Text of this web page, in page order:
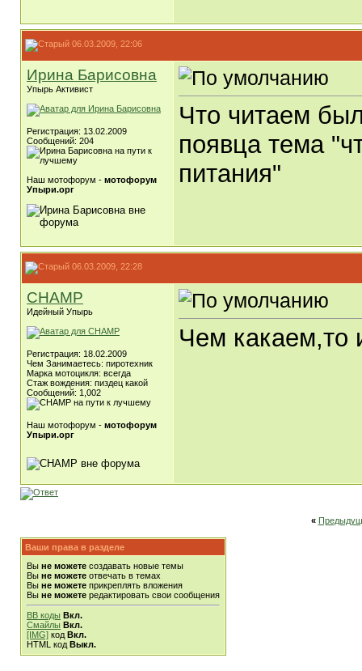
06.03.2009, 22:06
Ирина Барисовна
Упырь Активист
Регистрация: 13.02.2009
Сообщений: 204
Наш мотофорум - мотофорум
Упыри.орг
Что читаем
появца тема
питания"
06.03.2009, 22:28
CHAMP
Идейный Упырь
Регистрация: 18.02.2009
Чем Занимаетесь: пиротехник
Марка мотоцикля: всегда
Стаж вождения: пиздец какой
Сообщений: 1,002
Наш мотофорум - мотофорум
Упыри.орг
Чем какаем,то
«
Ваши права в разделе
Вы не можете создавать новые темы
Вы не можете отвечать в темах
Вы не можете прикреплять вложения
Вы не можете редактировать свои сообщения
BB коды Вкл.
Смайлы Вкл.
[IMG] код Вкл.
HTML код Выкл.